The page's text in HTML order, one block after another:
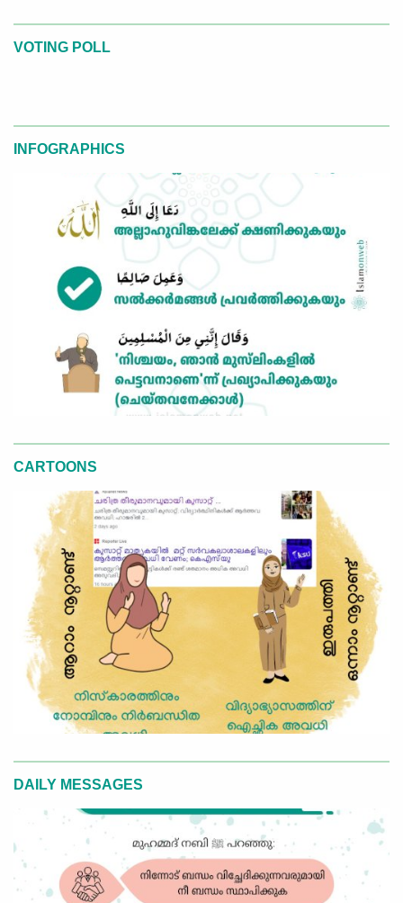
VOTING POLL
INFOGRAPHICS
CARTOONS
DAILY MESSAGES